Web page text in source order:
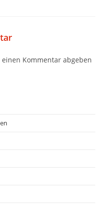
einen Kommentar abgeben